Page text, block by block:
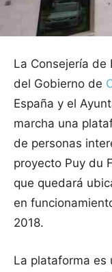
La Consejería de
del Gobierno de
España y el
marcha una
de personas
proyecto Puy du
que quedará
en
2018.
La plataforma es